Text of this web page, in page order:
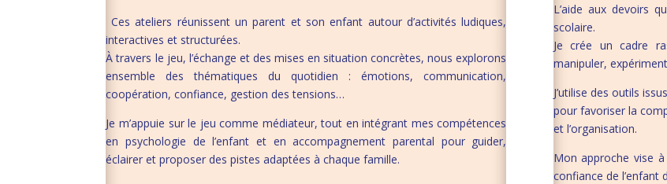
Ces ateliers réunissent un parent et son enfant autour d’activités ludiques,
interactives et structurées.
À travers le jeu, l’échange et des mises en situation concrètes, nous explorons
ensemble des thématiques du quotidien : émotions, communication,
coopération, confiance, gestion des tensions…
Je m’appuie sur le jeu comme médiateur, tout en intégrant mes compétences
en psychologie de l’enfant et en accompagnement parental pour guider,
éclairer et proposer des pistes adaptées à chaque famille.
L’aide aux devoirs
scolaire.
Je crée un cadre
manipuler,
J’utilise des outils
pour favoriser la
et l’organisation.
Mon approche vise
confiance de l’enfant